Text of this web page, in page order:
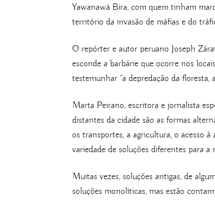
Yawanawá Bira, com quem tinham
território da invasão de máfias e do
O repórter e autor peruano Joseph
esconde a barbárie que ocorre nos
testemunhar “a depredação da
Marta Peirano, escritora e jornalista
distantes da cidade são as formas
os transportes, a agricultura, o acesso à
variedade de soluções diferentes para a
Muitas vezes, soluções antigas, de
soluções monolíticas, mas estão